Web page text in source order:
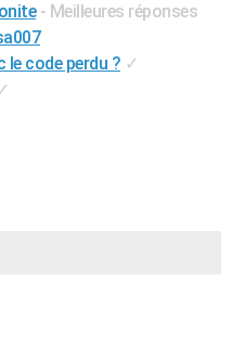
- Meilleures réponses
le code perdu ? ✓
✓